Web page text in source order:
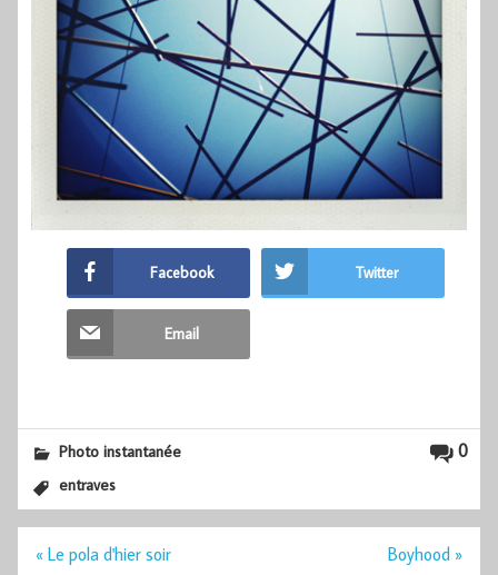
Facebook Twitter
Email
0
Photo instantanée
entraves
Navigation
« Le pola d'hier soir Boyhood »